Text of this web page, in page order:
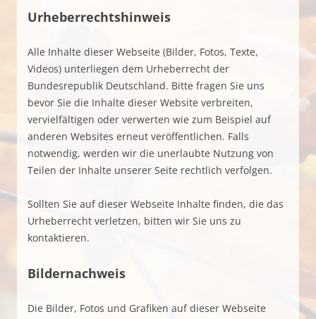
Urheberrechtshinweis
Alle Inhalte dieser Webseite (Bilder, Fotos, Texte,
Videos) unterliegen dem Urheberrecht der
Bundesrepublik Deutschland. Bitte fragen Sie uns
bevor Sie die Inhalte dieser Website verbreiten,
vervielfältigen oder verwerten wie zum Beispiel auf
anderen Websites erneut veröffentlichen. Falls
notwendig, werden wir die unerlaubte Nutzung von
Teilen der Inhalte unserer Seite rechtlich verfolgen.
Sollten Sie auf dieser Webseite Inhalte finden, die das
Urheberrecht verletzen, bitten wir Sie uns zu
kontaktieren.
Bildernachweis
Die Bilder, Fotos und Grafiken auf dieser Webseite